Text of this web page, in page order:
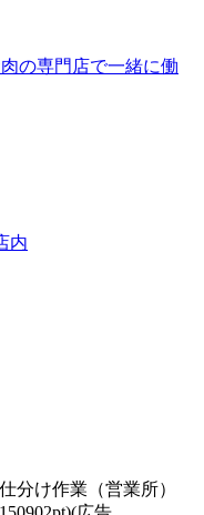
の専門店で一緒に働
内
分け作業（営業所）